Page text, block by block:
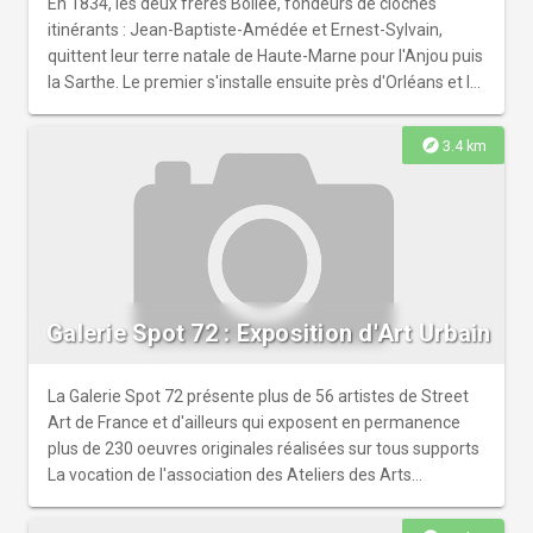
itinérants : Jean-Baptiste-Amédée et Ernest-Sylvain,
quittent leur terre natale de Haute-Marne pour l'Anjou puis
la Sarthe. Le premier s'installe ensuite près d'Orléans et le
donnant naissance à la saga des Bollée du Mans, pionniers
des inventions industrielles surtout en matière
d'automobile. Tous deux ont laissé leurs traces dans l'art
campanaire et fabriqué des milliers de cloches en France
comme à l'étranger. C'est le savoir-faire de leurs fonderies
en exposition cet été 2026.
explore 3.4 km
Galerie Spot 72 : Exposition d'Art Urbain
La Galerie Spot 72 présente plus de 56 artistes de Street
Art de France et d'ailleurs qui exposent en permanence
plus de 230 oeuvres originales réalisées sur tous supports
La vocation de l'association des Ateliers des Arts
72, galerie d'Art Urbain, que les artistes qui performent